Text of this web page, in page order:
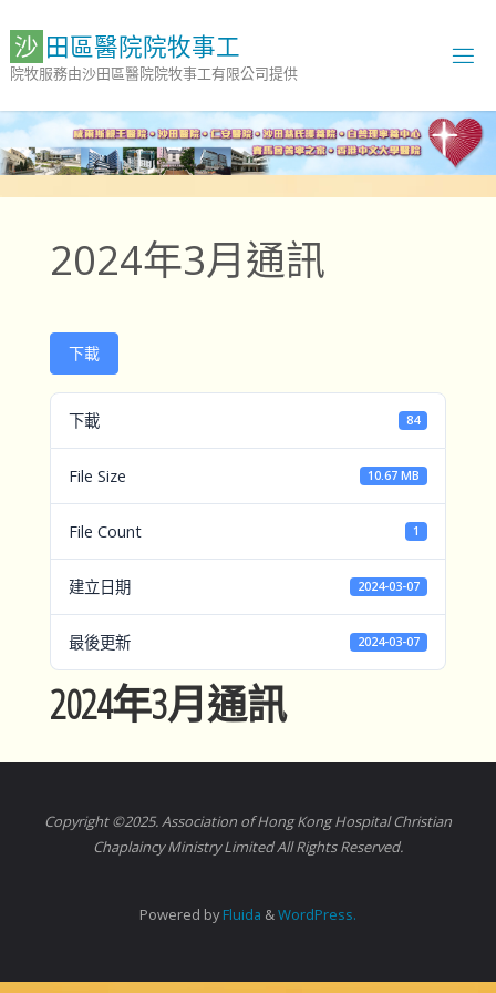
content
沙 田區醫院院牧事工
院牧服務由沙田區醫院院牧事工有限公司提供
2024年3月通訊
下載
下載 84
File Size 10.67 MB
File Count 1
建立日期 2024-03-07
最後更新 2024-03-07
2024年3月通訊
Copyright ©2025. Association of Hong Kong Hospital Christian
Chaplaincy Ministry Limited All Rights Reserved.
Powered byFluida &WordPress.